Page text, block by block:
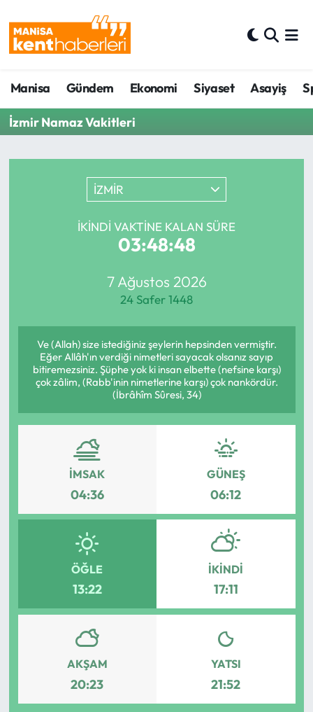
Manisa Gündem Ekonomi Siyaset Asayiş
İzmir Namaz Vakitleri
İZMİR
İKINDI VAKTINE KALAN SÜRE
03:48:48
7 Ağustos 2026
24 Safer 1448
Ve (Allah) size istediğiniz şeylerin hepsinden vermiştir.
Eğer Allâh'ın verdiği nimetleri sayacak olsanız sayıp
bitiremezsiniz. Şüphe yok ki insan elbette (nefsine karşı)
çok zâlim, (Rabb'inin nimetlerine karşı) çok nankördür.
(İbrâhîm Sûresi, 34)
İMSAK
04:36
GÜNEŞ
06:12
ÖĞLE
13:22
İKINDI
17:11
AKŞAM
20:23
YATSI
21:52
Ahmetli Hava Durumu
Ahmetli Trafik Yoğunluk Haritası
Süper Lig Puan Durumu ve Fikstür
Tüm Manşetler
Son Dakika Haberleri
Haber Arşivi